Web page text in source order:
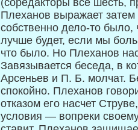
(соредакторы все шесть,
Плеханов выражает
собственно дело-то
лучше будет, если мы
что было. Но Плеханов
Завязывается беседа, в
Арсеньев и П. Б. молчат.
спокойно. Плеханов
отказом его насчет
условия — во­преки